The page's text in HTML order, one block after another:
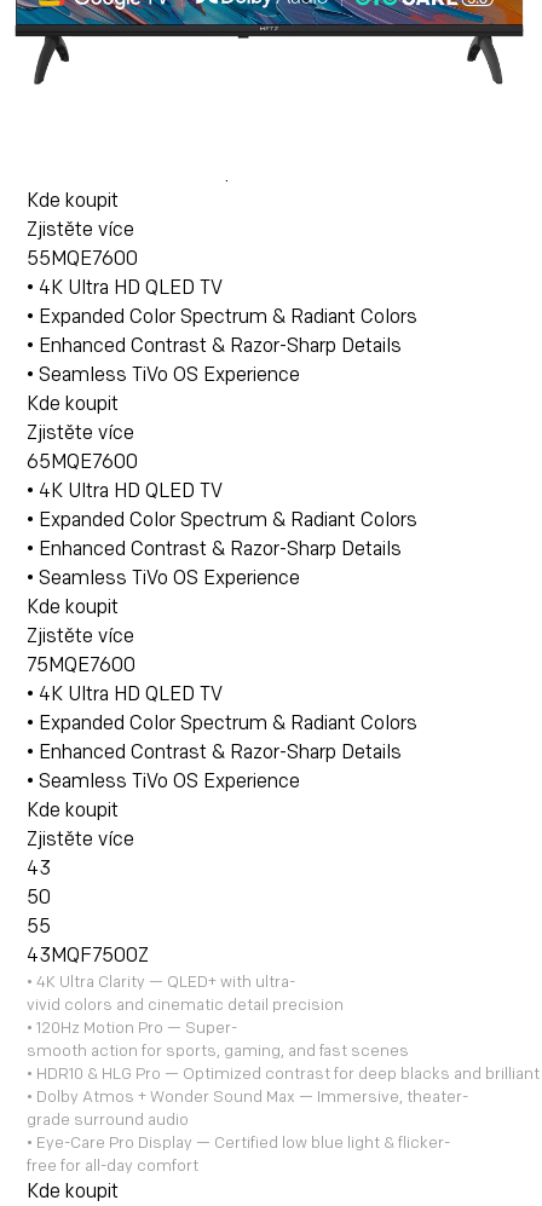
Zjistěte více
50MQE7600
• 4K Ultra HD QLED TV
Kde koupit
Zjistěte více
55MQE7600
• 4K Ultra HD QLED TV
• Expanded Color Spectrum & Radiant Colors
• Enhanced Contrast & Razor-Sharp Details
• Seamless TiVo OS Experience
Kde koupit
Zjistěte více
65MQE7600
• 4K Ultra HD QLED TV
• Expanded Color Spectrum & Radiant Colors
• Enhanced Contrast & Razor-Sharp Details
• Seamless TiVo OS Experience
Kde koupit
Zjistěte více
75MQE7600
• 4K Ultra HD QLED TV
• Expanded Color Spectrum & Radiant Colors
• Enhanced Contrast & Razor-Sharp Details
• Seamless TiVo OS Experience
Kde koupit
Zjistěte více
43
50
55
43MQF7500Z
• 4K Ultra Clarity — QLED+ with ultra-
vivid colors and cinematic detail precision
•120Hz Motion Pro — Super-
smooth action for sports, gaming, and fast scenes
• HDR10 & HLG Pro — Optimized contrast for deep blacks and
• Dolby Atmos + Wonder Sound Max — Immersive, theater-
grade surround audio
• Eye-Care Pro Display — Certified low blue light & flicker-
free for all-day comfort
Kde koupit